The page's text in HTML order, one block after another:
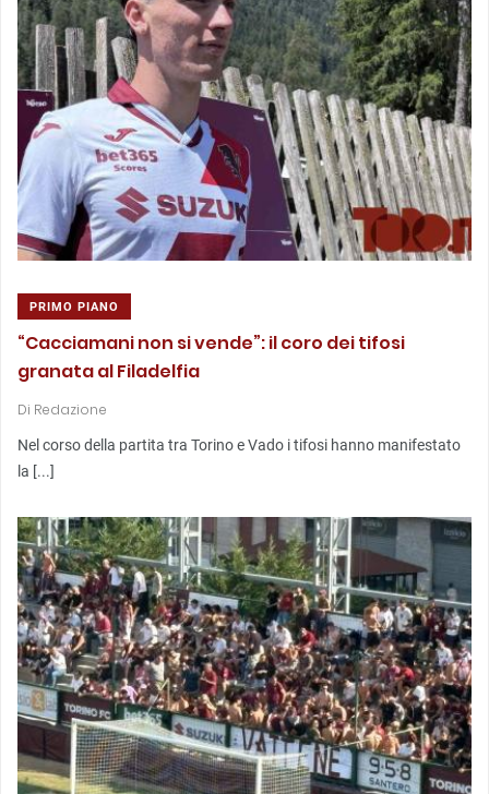
PRIMO PIANO
“Cacciamani non si vende”: il coro dei tifosi
granata al Filadelfia
Di Redazione
Nel corso della partita tra Torino e Vado i tifosi hanno manifestato
la [...]